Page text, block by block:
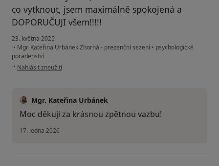
co vytknout, jsem maximálně spokojená a
DOPORUČUJI všem!!!!!
23. května 2025
• Mgr. Kateřina Urbánek Zhorná - prezenční sezení • psychologické
poradenství
• podle názoru uživatele Renata
Nahlásit zneužití
Mgr. Kateřina Urbánek
Moc děkuji za krásnou zpětnou vazbu!
17. ledna 2026